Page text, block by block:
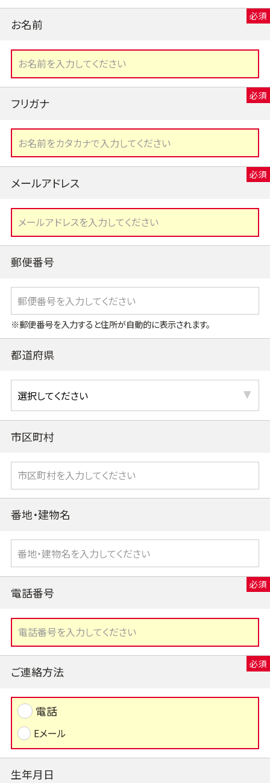
お名前
フリガナ
メールアドレス
郵便番号
※郵便番号を入力すると住所が自動的に表示されます。
都道府県
市区町村
番地・建物名
電話番号
ご連絡方法
電話
Eメール
生年月日